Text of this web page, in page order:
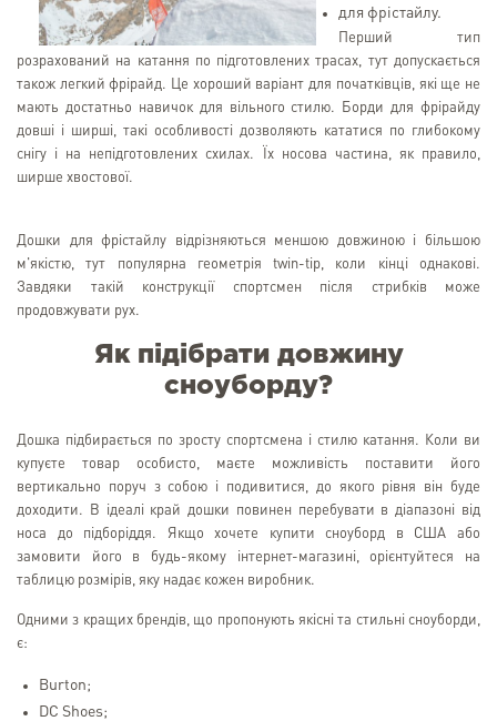
для фрістайлу.
Перший тип
розрахований на катання по підготовлених трасах, тут допускається
також легкий фрірайд. Це хороший варіант для початківців, які ще не
мають достатньо навичок для вільного стилю. Борди для фрірайду
довші і ширші, такі особливості дозволяють кататися по глибокому
снігу і на непідготовлених схилах. Їх носова частина, як правило,
ширше хвостової.
Дошки для фрістайлу відрізняються меншою довжиною і більшою
м'якістю, тут популярна геометрія twin-tip, коли кінці однакові.
Завдяки такій конструкції спортсмен після стрибків може
продовжувати рух.
Як підібрати довжину
сноуборду?
Дошка підбирається по зросту спортсмена і стилю катання. Коли ви
купуєте товар особисто, маєте можливість поставити його
вертикально поруч з собою і подивитися, до якого рівня він буде
доходити. В ідеалі край дошки повинен перебувати в діапазоні від
носа до підборіддя. Якщо хочете купити сноуборд в США або
замовити його в будь-якому інтернет-магазині, орієнтуйтеся на
таблицю розмірів, яку надає кожен виробник.
Одними з кращих брендів, що пропонують якісні та стильні сноуборди,
є:
Burton;
DC Shoes;